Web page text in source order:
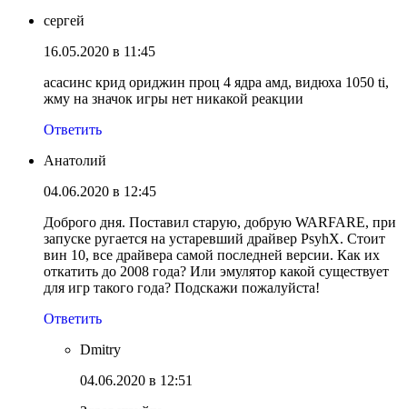
сергей
16.05.2020 в 11:45
асасинс крид ориджин проц 4 ядра амд, видюха 1050 ti,
жму на значок игры нет никакой реакции
Ответить
Анатолий
04.06.2020 в 12:45
Доброго дня. Поставил старую, добрую WARFARE, при
запуске ругается на устаревший драйвер PsyhX. Стоит
вин 10, все драйвера самой последней версии. Как их
откатить до 2008 года? Или эмулятор какой существует
для игр такого года? Подскажи пожалуйста!
Ответить
Dmitry
04.06.2020 в 12:51